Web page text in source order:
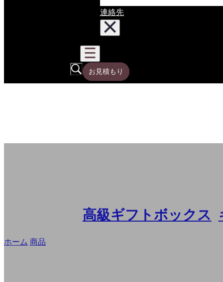
連絡先
お見積もり
高級ギフトボックス
ホーム 商品